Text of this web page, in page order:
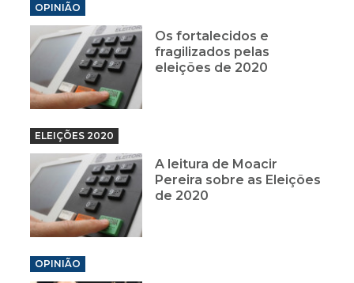
OPINIÃO
Os fortalecidos e
fragilizados pelas
eleições de 2020
ELEIÇÕES 2020
A leitura de Moacir
Pereira sobre as Eleições
de 2020
OPINIÃO